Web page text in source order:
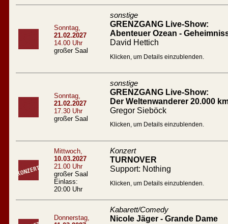
Sonntag,
21.02.2027
14.00 Uhr
großer Saal
sonstige
GRENZGANG Live-Show:
Abenteuer Ozean -
David Hettich
Klicken, um Details einzublenden.
Sonntag,
21.02.2027
17.30 Uhr
großer Saal
sonstige
GRENZGANG Live-Show:
Der Weltenwanderer 20.000
Gregor Sieböck
Klicken, um Details einzublenden.
Mittwoch,
10.03.2027
21.00 Uhr
großer Saal
Einlass:
20:00 Uhr
Konzert
TURNOVER
Support: Nothing
Klicken, um Details einzublenden.
Donnerstag,
Kabarett/Comedy
Nicole Jäger - Grande Dame